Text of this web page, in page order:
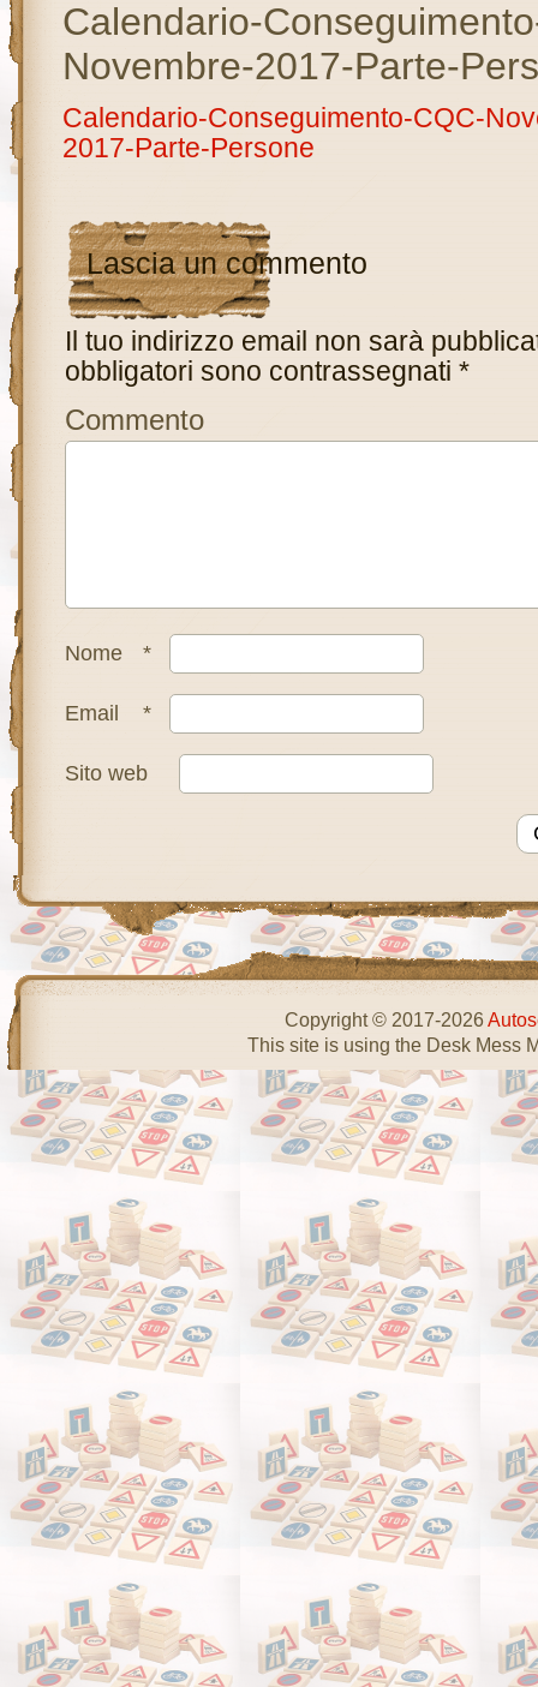
Calendario-
Novembre-2017-Parte-
Calendario-Conseguimento-CQC-
2017-Parte-Persone
Lascia un commento
Il tuo indirizzo email non sarà
obbligatori sono contrassegnati *
Commento
Nome *
Email *
Sito web
Copyright © 2017-2026
This site is using the Desk Mess